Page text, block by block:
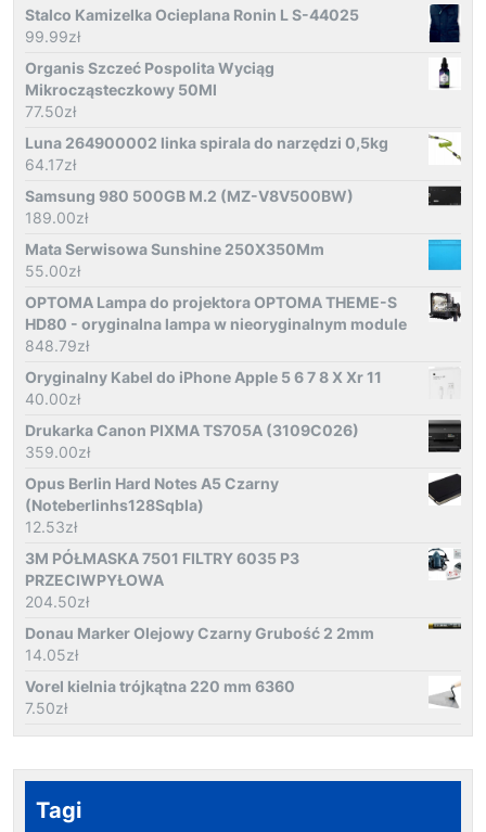
Stalco Kamizelka Ocieplana Ronin L S-44025
99.99zł
Organis Szczeć Pospolita Wyciąg
Mikrocząsteczkowy 50Ml
77.50zł
Luna 264900002 linka spirala do narzędzi 0,5kg
64.17zł
Samsung 980 500GB M.2 (MZ-V8V500BW)
189.00zł
Mata Serwisowa Sunshine 250X350Mm
55.00zł
OPTOMA Lampa do projektora OPTOMA THEME-S
HD80 - oryginalna lampa w nieoryginalnym module
848.79zł
Oryginalny Kabel do iPhone Apple 5 6 7 8 X Xr 11
40.00zł
Drukarka Canon PIXMA TS705A (3109C026)
359.00zł
Opus Berlin Hard Notes A5 Czarny
(Noteberlinhs128Sqbla)
12.53zł
3M PÓŁMASKA 7501 FILTRY 6035 P3
PRZECIWPYŁOWA
204.50zł
Donau Marker Olejowy Czarny Grubość 2 2mm
14.05zł
Vorel kielnia trójkątna 220 mm 6360
7.50zł
Tagi